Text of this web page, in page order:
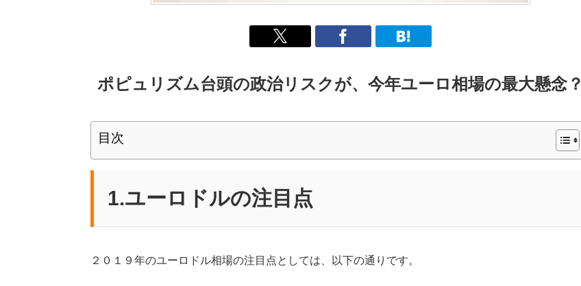
ポピュリズム台頭の政治リスクが、今年ユーロ相場の最大懸念？
目次
1.ユーロドルの注目点
２０１９年のユーロドル相場の注目点としては、以下の通りです。